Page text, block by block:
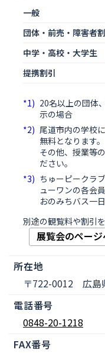
一般
団体・前売・障害者
中学・高校・大学生
提携割引
20名以上の団体
示の場合
尾道市内の学校
無料となります。
その他、授業等
ださい。
ちゅーピークラ
ューワンの各会員
おのみちバス一
別途の観覧料や割引
展覧会のページ
所在地
〒722-0012 広島
電話番号
0848-20-1218
FAX番号